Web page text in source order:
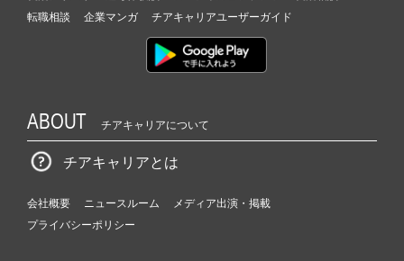
転職相談
企業マンガ チアキャリアユーザーガイド
ABOUT チアキャリアについて
チアキャリアとは
会社概要 ニュースルーム
メディア出演・掲載
プライバシーポリシー